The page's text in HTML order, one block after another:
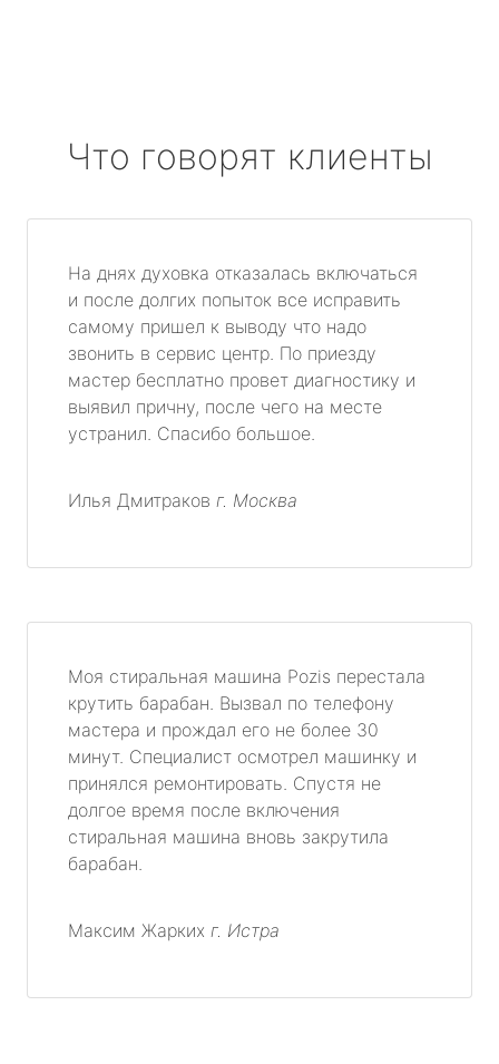
Что говорят клиенты
На днях духовка отказалась включаться
и после долгих попыток все исправить
самому пришел к выводу что надо
звонить в сервис центр. По приезду
мастер бесплатно провет диагностику и
выявил причну, после чего на месте
устранил. Спасибо большое.
Илья Дмитраков г. Москва
Моя стиральная машина Pozis перестала
крутить барабан. Вызвал по телефону
мастера и прождал его не более 30
минут. Специалист осмотрел машинку и
принялся ремонтировать. Спустя не
долгое время после включения
стиральная машина вновь закрутила
барабан.
Максим Жарких г. Истра